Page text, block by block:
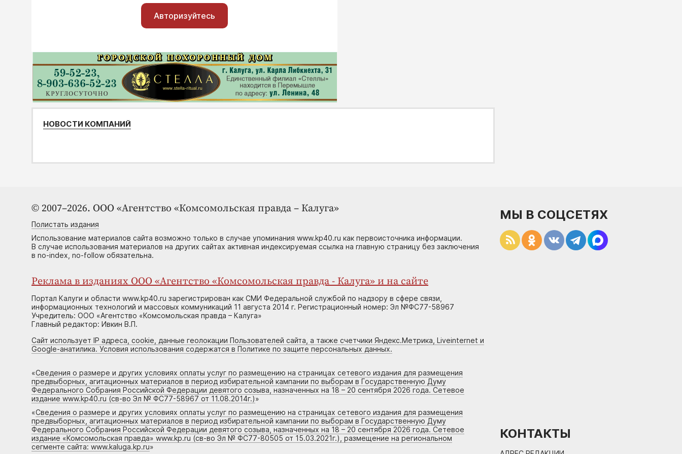
Авторизуйтесь
НОВОСТИ КОМПАНИЙ
© 2007–2026. ООО «Агентство «Комсомольская правда – Калуга»
Полистать издания
Использование материалов сайта возможно только в случае упоминания www.kp40.ru как первоисточника информации.
В случае использования материалов на других сайтах активная индексируемая ссылка на главную страницу без заключения
в no-index, no-follow обязательна.
Реклама в изданиях ООО «Агентство «Комсомольская правда - Калуга» и на сайте
Портал Калуги и области www.kp40.ru зарегистрирован как СМИ Федеральной службой по надзору в сфере связи,
информационных технологий и массовых коммуникаций 11 августа 2014 г. Регистрационный номер: Эл №ФС77-58967
Учредитель: ООО «Агентство «Комсомольская правда – Калуга»
Главный редактор: Ивкин В.П.
Сайт использует IP адреса, cookie, данные геолокации Пользователей сайта, а также счетчики Яндекс.Метрика, Liveinternet и
Google-анатилика. Условия использования содержатся в Политике по защите персональных данных.
«Сведения о размере и других условиях оплаты услуг по размещению на страницах сетевого издания для размещения
предвыборных, агитационных материалов в период избирательной кампании по выборам в Государственную Думу
Федерального Собрания Российской Федерации девятого созыва, назначенных на 18 – 20 сентября 2026 года. Сетевое
издание www.kp40.ru (св-во Эл № ФС77-58967 от 11.08.2014г.)»
«Сведения о размере и других условиях оплаты услуг по размещению на страницах сетевого издания для размещения
предвыборных, агитационных материалов в период избирательной кампании по выборам в Государственную Думу
Федерального Собрания Российской Федерации девятого созыва, назначенных на 18 – 20 сентября 2026 года. Сетевое
издание «Комсомольская правда» www.kp.ru (св-во Эл № ФС77-80505 от 15.03.2021г.), размещение на региональном
сегменте сайта: www.kaluga.kp.ru»
МЫ В СОЦСЕТЯХ
КОНТАКТЫ